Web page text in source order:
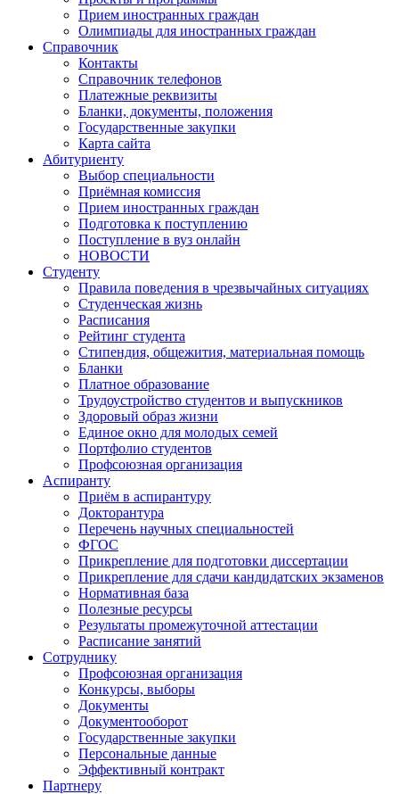
Прием иностранных граждан
Олимпиады для иностранных граждан
Справочник
Контакты
Справочник телефонов
Платежные реквизиты
Бланки, документы, положения
Государственные закупки
Карта сайта
Абитуриенту
Выбор специальности
Приёмная комиссия
Прием иностранных граждан
Подготовка к поступлению
Поступление в вуз онлайн
НОВОСТИ
Студенту
Правила поведения в чрезвычайных ситуациях
Студенческая жизнь
Расписания
Рейтинг студента
Стипендия, общежития, материальная помощь
Бланки
Платное образование
Трудоустройство студентов и выпускников
Здоровый образ жизни
Единое окно для молодых семей
Портфолио студентов
Профсоюзная организация
Аспиранту
Приём в аспирантуру
Докторантура
Перечень научных специальностей
ФГОС
Прикрепление для подготовки диссертации
Прикрепление для сдачи кандидатских экзаменов
Нормативная база
Полезные ресурсы
Результаты промежуточной аттестации
Расписание занятий
Сотруднику
Профсоюзная организация
Конкурсы, выборы
Документы
Документооборот
Государственные закупки
Персональные данные
Эффективный контракт
Партнеру